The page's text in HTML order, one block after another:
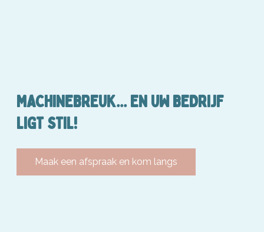
MACHINEBREUK... EN UW BEDRIJF
LIGT STIL!
Maak een afspraak en kom langs